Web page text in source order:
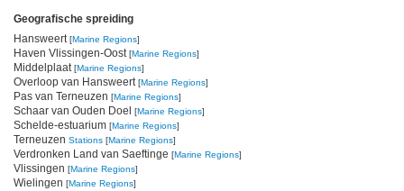
Geografische spreiding
Hansweert [Marine Regions]
Haven Vlissingen-Oost [Marine Regions]
Middelplaat [Marine Regions]
Overloop van Hansweert [Marine Regions]
Pas van Terneuzen [Marine Regions]
Schaar van Ouden Doel [Marine Regions]
Schelde-estuarium [Marine Regions]
Terneuzen Stations [Marine Regions]
Verdronken Land van Saeftinge [Marine Regions]
Vlissingen [Marine Regions]
Wielingen [Marine Regions]